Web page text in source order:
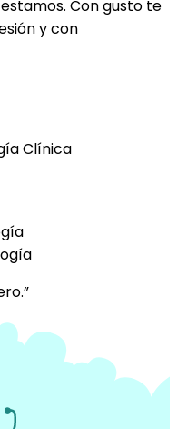
Con gusto te
y con
Clínica